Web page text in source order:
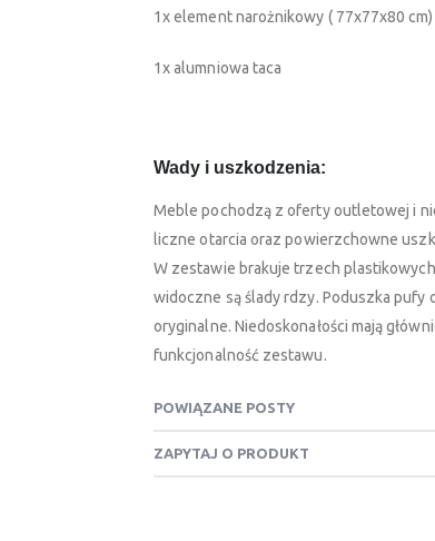
1x element narożnikowy ( 77x77x80 cm)
1x alumniowa taca
Wady i uszkodzenia:
Meble pochodzą z oferty outletowej i
liczne otarcia oraz powierzchowne
W zestawie brakuje trzech
widoczne są ślady rdzy. Poduszka
oryginalne. Niedoskonałości mają
funkcjonalność zestawu.
POWIĄZANE POSTY
ZAPYTAJ O PRODUKT